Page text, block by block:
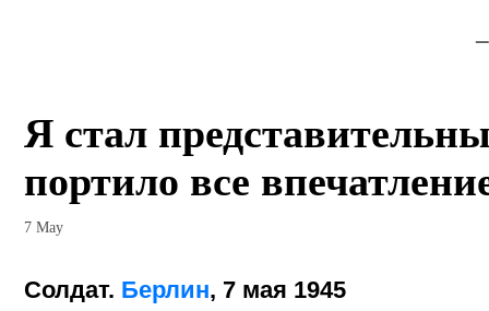
Я стал
портило все
7 May
Cолдат. Берлин, 7 мая 1945